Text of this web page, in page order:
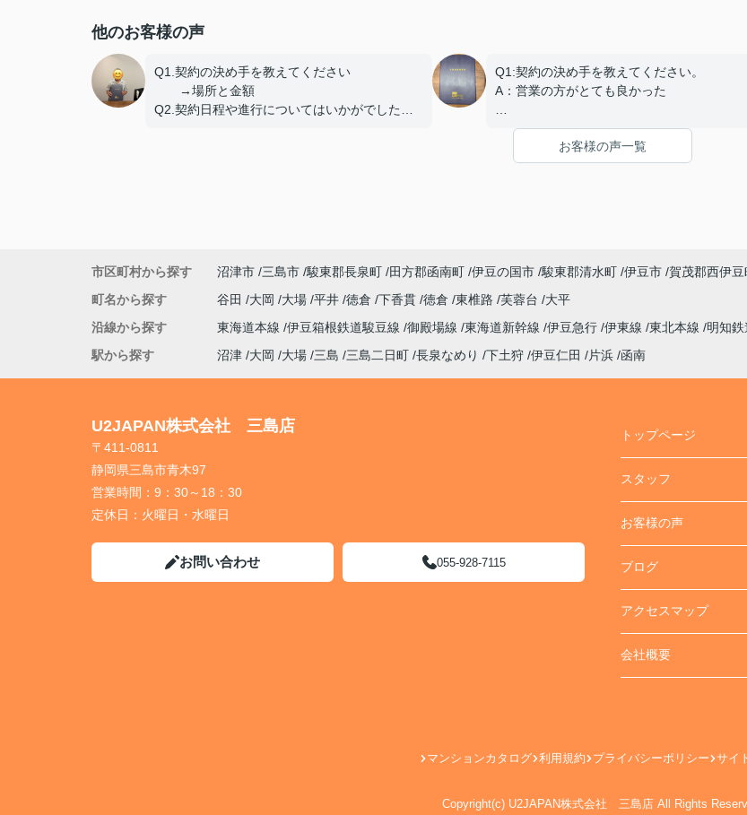
他のお客様の声
Q1.契約の決め手を教えてください
→場所と金額
Q2.契約日程や進行についてはいかがでしたで
Q1:契約の決め手を教えてください。
A：営業の方がとても良かった
Q2:契約日程や進行についてはいかがでしたで
A：円滑におこなっていただきました
お客様の声一覧
市区町村から探す 沼津市 三島市 駿東郡長泉町 田方郡函南町 伊豆の国市 駿東郡清水町 伊豆市 賀茂郡西伊豆
町名から探す
谷田 大岡 大場 平井 徳倉 下香貫 徳倉 東椎路 芙蓉台
大平
沿線から探す
東海道本線 伊豆箱根鉄道駿豆線 御殿場線 東海道新幹線 伊豆急行 伊東線 東北本線
明知鉄
駅から探す
沼津 大岡 大場 三島 三島二日町 長泉なめり 下土狩 伊豆仁田 片浜 函南
U2JAPAN株式会社 三島店
〒411-0811
静岡県三島市青木97
営業時間： 9：30～18：30
定休日： 火曜日・水曜日
お問い合わせ 055-928-7115
トップページ
スタッフ
お客様の声
ブログ
アクセスマップ
会社概要
マンションカタログ 利用規約 プライバシーポリシー サイ
Copyright(c) U2JAPAN株式会社 三島店 All Rights